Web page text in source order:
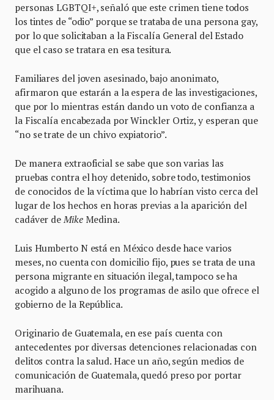
personas LGBTQI+, señaló que este crimen tiene todos
los tintes de “odio” porque se trataba de una persona gay,
por lo que solicitaban a la Fiscalía General del Estado
que el caso se tratara en esa tesitura.
Familiares del joven asesinado, bajo anonimato,
afirmaron que estarán a la espera de las investigaciones,
que por lo mientras están dando un voto de confianza a
la Fiscalía encabezada por Winckler Ortiz, y esperan que
“no se trate de un chivo expiatorio”.
De manera extraoficial se sabe que son varias las
pruebas contra el hoy detenido, sobre todo, testimonios
de conocidos de la víctima que lo habrían visto cerca del
lugar de los hechos en horas previas a la aparición del
cadáver deMikeMedina.
Luis Humberto N está en México desde hace varios
meses, no cuenta con domicilio fijo, pues se trata de una
persona migrante en situación ilegal, tampoco se ha
acogido a alguno de los programas de asilo que ofrece el
gobierno de la República.
Originario de Guatemala, en ese país cuenta con
antecedentes por diversas detenciones relacionadas con
delitos contra la salud. Hace un año, según medios de
comunicación de Guatemala, quedó preso por portar
marihuana.